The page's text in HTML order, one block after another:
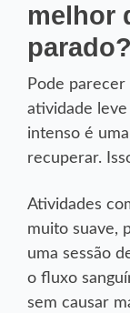
melhor
parado?
Pode
atividade
intenso é
recuperar.
Atividades
muito suave,
uma sessão
o fluxo
sem causar